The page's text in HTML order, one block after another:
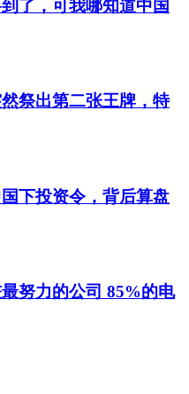
了，可我哪知道中国
祭出第二张王牌，特
下投资令，背后算盘
努力的公司 85%的电